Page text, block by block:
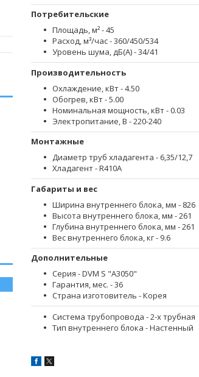
Потребительские
Площадь, м²- 45
Расход, м³/час- 360/450/534
Уровень шума, дБ(А)- 34/41
Производительность
Охлаждение, кВт- 4.50
Обогрев, кВт- 5.00
Номинальная мощность, кВт- 0.03
Электропитание, В - 220-240
Монтажные
Диаметр труб хладагента - 6,35/12,7
Хладагент- R410A
Габариты и вес
Ширина внутреннего блока, мм - 826
Высота внутреннего блока, мм - 261
Глубина внутреннего блока, мм - 261
Вес внутреннего блока, кг- 9.6
Дополнительные
Серия - DVM S "A3050"
Гарантия, мес. - 36
Страна изготовитель - Корея
Система трубопровода - 2-х трубная
Тип внутреннего блока - Настенный